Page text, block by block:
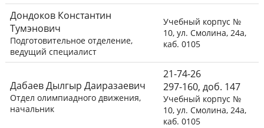
Дондоков Константин
Тумэнович
Подготовительное отделение,
ведущий специалист
Учебный корпус №
10, ул. Смолина, 24а,
каб. 0105
Дабаев Дылгыр Даиразаевич
Отдел олимпиадного движения,
начальник
21-74-26
297-160, доб. 147
Учебный корпус №
10, ул. Смолина, 24а,
каб. 0105